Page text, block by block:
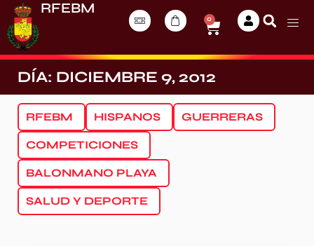
RFEBM
0
DÍA: DICIEMBRE 9, 2012
RFEBM HISPANOS GUERRERAS
COMPETICIONES
BALONMANO PLAYA
SALUD Y DEPORTE